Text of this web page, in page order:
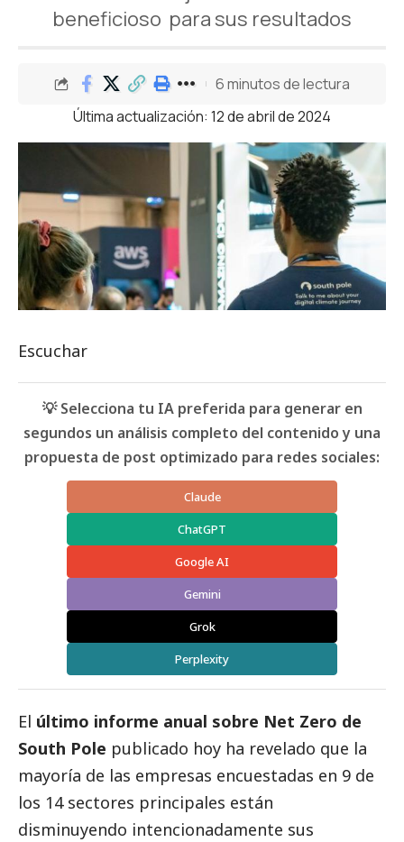
beneficioso para sus resultados
Última actualización: 12 de abril de 2024
6 minutos de lectura
Escuchar
💡 Selecciona tu IA preferida para generar en
segundos un análisis completo del contenido y una
propuesta de post optimizado para redes sociales:
Claude
ChatGPT
Google AI
Gemini
Grok
Perplexity
El último informe anual sobre Net Zero de
South Pole publicado hoy ha revelado que la
mayoría de las empresas encuestadas en 9 de
los 14 sectores principales están
disminuyendo intencionadamente sus